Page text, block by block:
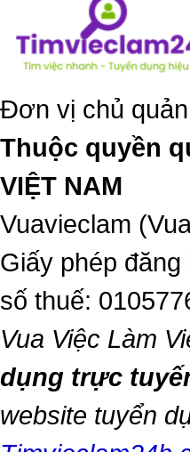
Đơn vị chủ
Thuộc quyền
VIỆT NAM
Vuavieclam
Giấy phép
số thuế:
Vua Việc Làm
dụng trực
website tuyển